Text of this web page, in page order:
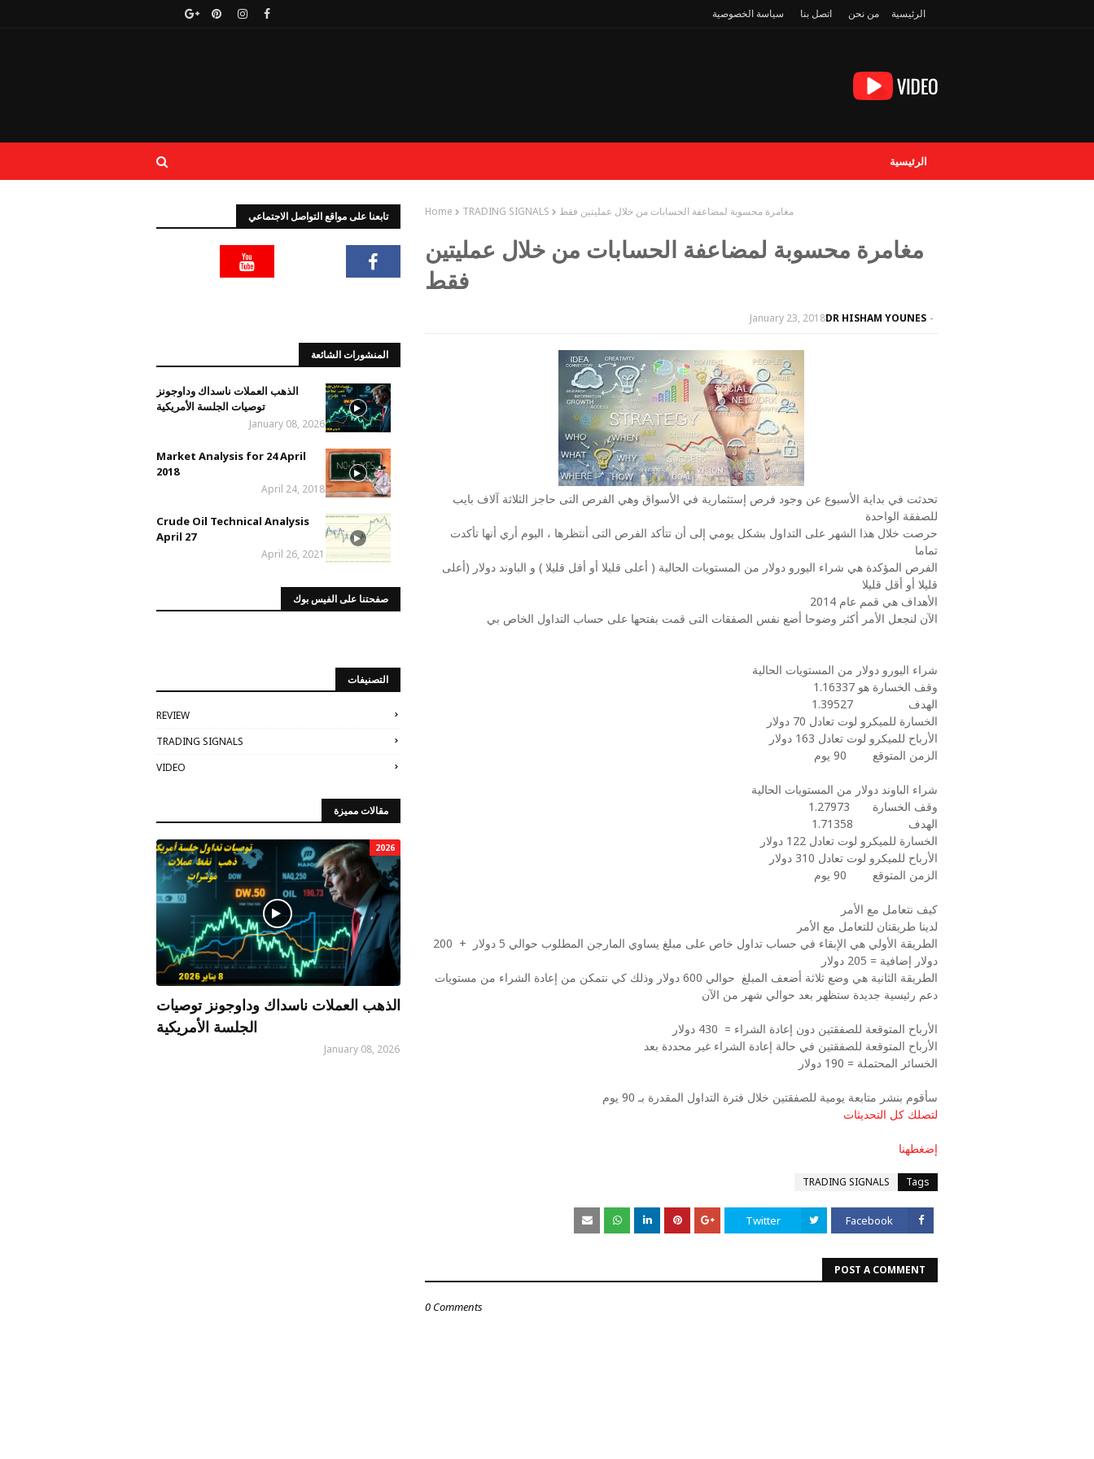
الرئيسية من نحن اتصل بنا سياسة الخصوصية
الرئيسية
Home TRADING SIGNALS مغامرة محسوبة لمضاعفة الحسابات من خلال عمليتين فقط
مغامرة محسوبة لمضاعفة الحسابات من خلال عمليتين
فقط
DR HISHAM YOUNES
January 23, 2018
تحدثت في بداية الأسبوع عن وجود فرص إستثمارية في الأسواق وهي الفرص التى حاجز الثلاثة آلاف بايب
للصفقة الواحدة
حرصت خلال هذا الشهر على التداول بشكل يومي إلى أن تتأكد الفرص التى أنتظرها ، اليوم أري أنها تأكدت
تماما
الفرص المؤكدة هي شراء اليورو دولار من المستويات الحالية ( أعلى قليلا أو أقل قليلا ) و الباوند دولار (أعلى
قليلا أو أقل قليلا
الأهداف هي قمم عام 2014
الآن لنجعل الأمر أكثر وضوحا أضع نفس الصفقات التى قمت بفتحها على حساب التداول الخاص بي
شراء اليورو دولار من المستويات الحالية
وقف الخسارة هو 1.16337
الهدف 1.39527
الخسارة للميكرو لوت تعادل 70 دولار
الأرباح للميكرو لوت تعادل 163 دولار
الزمن المتوقع 90 يوم
شراء الباوند دولار من المستويات الحالية
وقف الخسارة 1.27973
الهدف 1.71358
الخسارة للميكرو لوت تعادل 122 دولار
الأرباح للميكرو لوت تعادل 310 دولار
الزمن المتوقع 90 يوم
كيف نتعامل مع الأمر
لدينا طريقتان للتعامل مع الأمر
الطريقة الأولي هي الإبقاء في حساب تداول خاص على مبلغ يساوي المارجن المطلوب حوالي 5 دولار + 200
دولار إضافية = 205 دولار
الطريقة الثانية هي وضع ثلاثة أضعف المبلغ حوالي 600 دولار وذلك كي نتمكن من إعادة الشراء من مستويات
دعم رئيسية جديدة ستظهر بعد حوالي شهر من الآن
الأرباح المتوقعة للصفقتين دون إعادة الشراء = 430 دولار
الأرباح المتوقعة للصفقتين في حالة إعادة الشراء غير محددة بعد
الخسائر المحتملة = 190 دولار
سأقوم بنشر متابعة يومية للصفقتين خلال فترة التداول المقدرة بـ 90 يوم
لتصلك كل التحديثات
إضغطهنا
Tags
TRADING SIGNALS
Facebook
Twitter
POST A COMMENT
0 Comments
تابعنا على مواقع التواصل الاجتماعي
المنشورات الشائعة
الذهب العملات ناسداك وداوجونز
توصيات الجلسة الأمريكية
January 08, 2026
Market Analysis for 24 April
2018
April 24, 2018
Crude Oil Technical Analysis
April 27
April 26, 2021
صفحتنا على الفيس بوك
التصنيفات
REVIEW
TRADING SIGNALS
VIDEO
مقالات مميزة
2026
الذهب العملات ناسداك وداوجونز توصيات
الجلسة الأمريكية
January 08, 2026